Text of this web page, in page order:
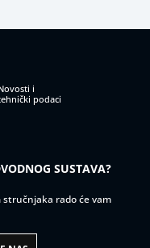
i
podaci
SUSTAVA?
rado će vam